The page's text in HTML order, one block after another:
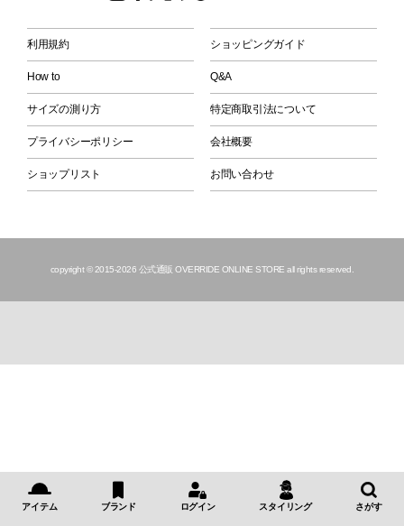
利用規約 ショッピングガイド
How to Q&A
サイズの測り方 特定商取引法について
プライバシーポリシー 会社概要
ショップリスト お問い合わせ
copyright © 2015-2026 公式通販 OVERRIDE ONLINE STORE all rights reserved.
アイテム ブランド ログイン スタイリング さがす